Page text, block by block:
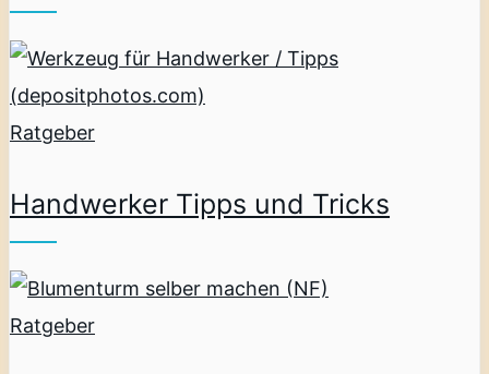
Ratgeber
Handwerker Tipps und Tricks
Ratgeber